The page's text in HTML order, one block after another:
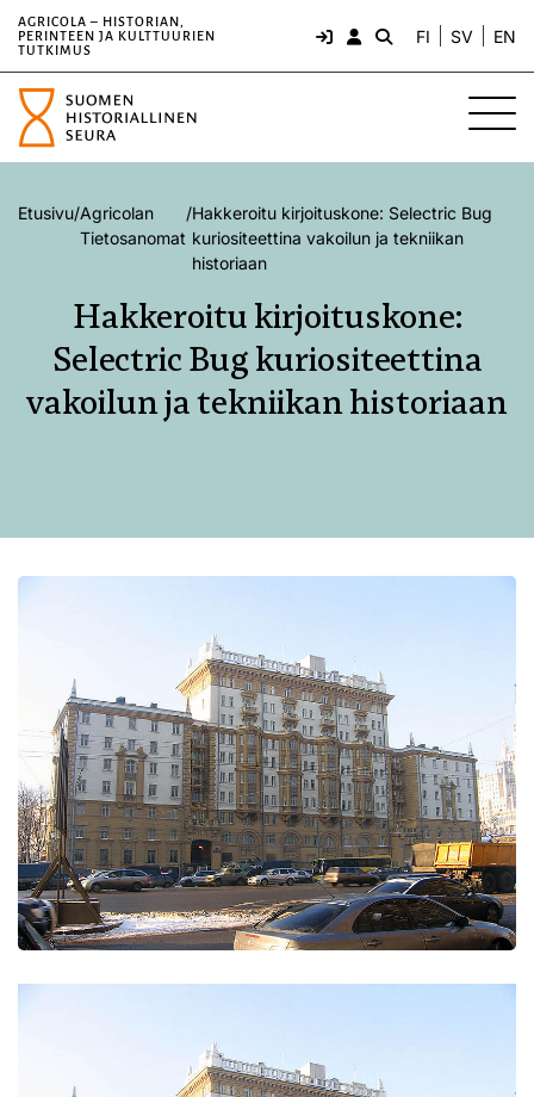
AGRICOLA – HISTORIAN,
PERINTEEN JA KULTTUURIEN
TUTKIMUS
FI SV EN
Etusivu/Agricolan
Tietosanomat
/Hakkeroitu kirjoituskone: Selectric Bug
kuriositeettina vakoilun ja tekniikan
historiaan
Hakkeroitu kirjoituskone:
Selectric Bug kuriositeettina
vakoilun ja tekniikan historiaan